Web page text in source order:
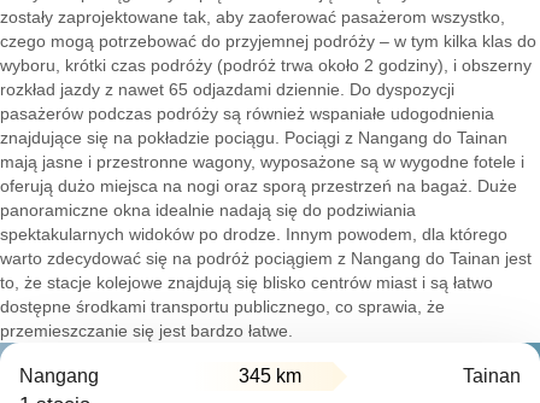
zostały zaprojektowane tak, aby zaoferować pasażerom wszystko,
czego mogą potrzebować do przyjemnej podróży – w tym kilka klas do
wyboru, krótki czas podróży (podróż trwa około 2 godziny), i obszerny
rozkład jazdy z nawet 65 odjazdami dziennie. Do dyspozycji
pasażerów podczas podróży są również wspaniałe udogodnienia
znajdujące się na pokładzie pociągu. Pociągi z Nangang do Tainan
mają jasne i przestronne wagony, wyposażone są w wygodne fotele i
oferują dużo miejsca na nogi oraz sporą przestrzeń na bagaż. Duże
panoramiczne okna idealnie nadają się do podziwiania
spektakularnych widoków po drodze. Innym powodem, dla którego
warto zdecydować się na podróż pociągiem z Nangang do Tainan jest
to, że stacje kolejowe znajdują się blisko centrów miast i są łatwo
dostępne środkami transportu publicznego, co sprawia, że
przemieszczanie się jest bardzo łatwe.
Nangang 345 km Tainan